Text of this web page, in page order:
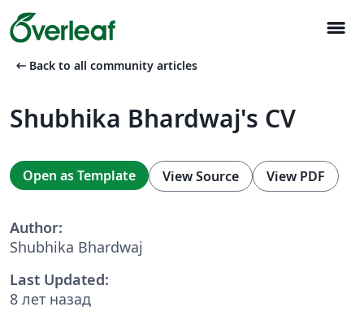
menu
arrow_left_alt Back to all community articles
Shubhika Bhardwaj's CV
Open as Template View Source View PDF
Author:
Shubhika Bhardwaj
Last Updated:
8 лет назад